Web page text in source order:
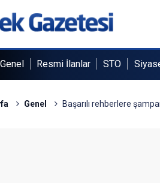
Genel Resmi İlanlar STO
Genel Başarılı rehberlere